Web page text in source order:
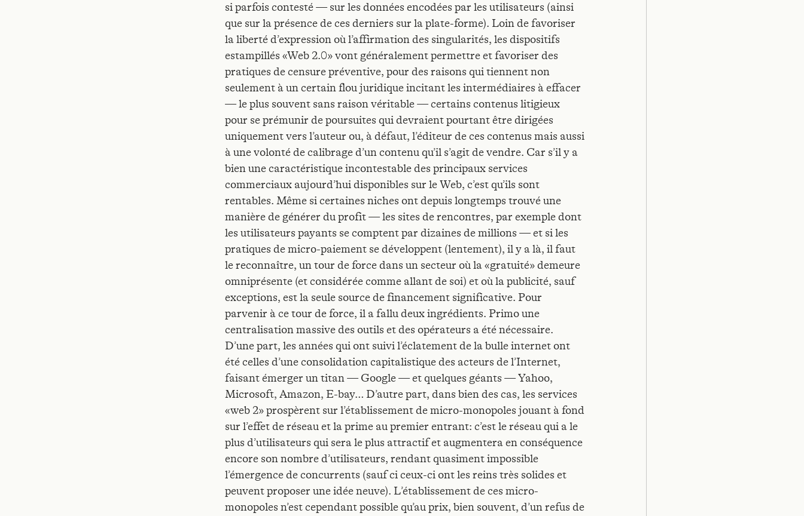
si parfois contesté — sur les données encodées par les utilisateurs (ainsi
que sur la présence de ces derniers sur la plate-forme). Loin de favoriser
la liberté d’expression où l’affirmation des singularités, les dispositifs
estampillés «Web 2.0» vont généralement permettre et favoriser des
pratiques de censure préventive, pour des raisons qui tiennent non
seulement à un certain flou juridique incitant les intermédiaires à effacer
— le plus souvent sans raison véritable — certains contenus litigieux
pour se prémunir de poursuites qui devraient pourtant être dirigées
uniquement vers l’auteur ou, à défaut, l’éditeur de ces contenus mais aussi
à une volonté de calibrage d’un contenu qu’il s’agit de vendre. Car s’il y a
bien une caractéristique incontestable des principaux services
commerciaux aujourd’hui disponibles sur le Web, c’est qu’ils sont
rentables. Même si certaines niches ont depuis longtemps trouvé une
manière de générer du profit — les sites de rencontres, par exemple dont
les utilisateurs payants se comptent par dizaines de millions — et si les
pratiques de micro-paiement se développent (lentement), il y a là, il faut
le reconnaître, un tour de force dans un secteur où la «gratuité» demeure
omniprésente (et considérée comme allant de soi) et où la publicité, sauf
exceptions, est la seule source de financement significative. Pour
parvenir à ce tour de force, il a fallu deux ingrédients. Primo une
centralisation massive des outils et des opérateurs a été nécessaire.
D’une part, les années qui ont suivi l’éclatement de la bulle internet ont
été celles d’une consolidation capitalistique des acteurs de l’Internet,
faisant émerger un titan — Google — et quelques géants — Yahoo,
Microsoft, Amazon, E-bay… D’autre part, dans bien des cas, les services
«web 2» prospèrent sur l’établissement de micro-monopoles jouant à fond
sur l’effet de réseau et la prime au premier entrant: c’est le réseau qui a le
plus d’utilisateurs qui sera le plus attractif et augmentera en conséquence
encore son nombre d’utilisateurs, rendant quasiment impossible
l’émergence de concurrents (sauf ci ceux-ci ont les reins très solides et
peuvent proposer une idée neuve). L’établissement de ces micro-
monopoles n’est cependant possible qu’au prix, bien souvent, d’un refus de